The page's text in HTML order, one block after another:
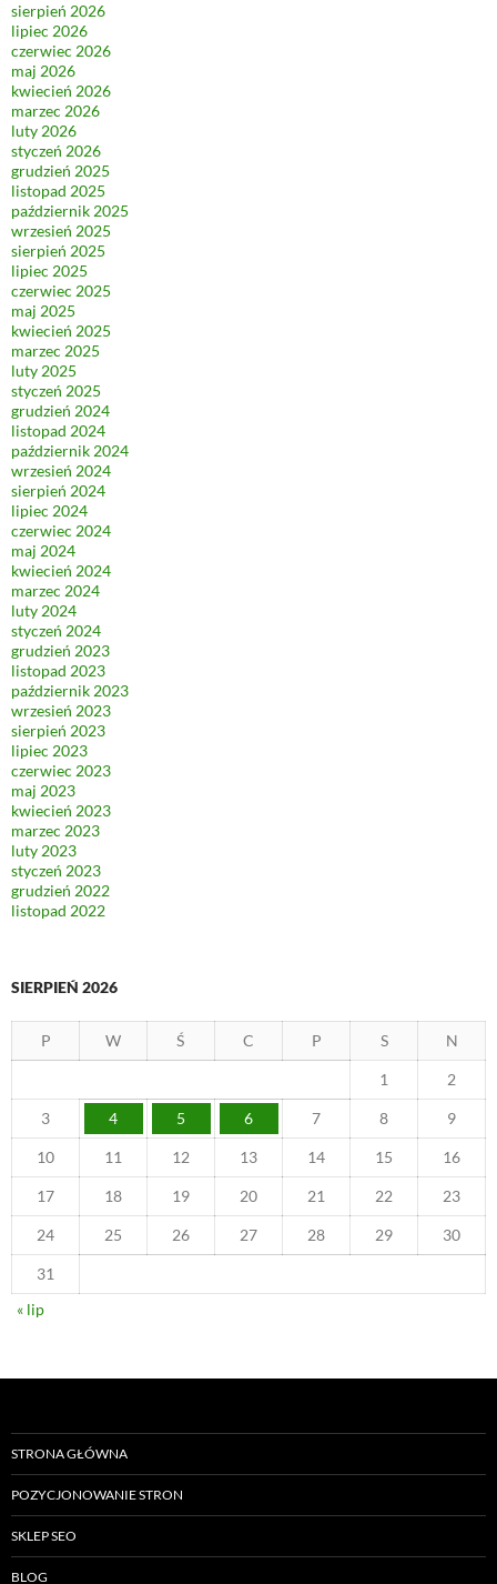
sierpień 2026
lipiec 2026
czerwiec 2026
maj 2026
kwiecień 2026
marzec 2026
luty 2026
styczeń 2026
grudzień 2025
listopad 2025
październik 2025
wrzesień 2025
sierpień 2025
lipiec 2025
czerwiec 2025
maj 2025
kwiecień 2025
marzec 2025
luty 2025
styczeń 2025
grudzień 2024
listopad 2024
październik 2024
wrzesień 2024
sierpień 2024
lipiec 2024
czerwiec 2024
maj 2024
kwiecień 2024
marzec 2024
luty 2024
styczeń 2024
grudzień 2023
listopad 2023
październik 2023
wrzesień 2023
sierpień 2023
lipiec 2023
czerwiec 2023
maj 2023
kwiecień 2023
marzec 2023
luty 2023
styczeń 2023
grudzień 2022
listopad 2022
SIERPIEŃ 2026
P W Ś C P S N
1 2
3 4 5 6 7 8 9
10 11 12 13 14 15 16
17 18 19 20 21 22 23
24 25 26 27 28 29 30
31
« lip
STRONA GŁÓWNA
POZYCJONOWANIE STRON
SKLEP SEO
BLOG